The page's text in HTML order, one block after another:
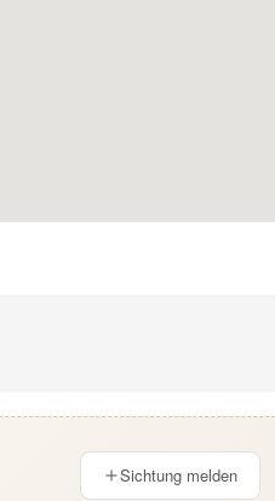
Sichtung melden